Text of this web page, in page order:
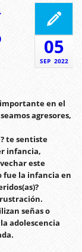
05
SEP 2022
en el
agresores,
te sentiste
infancia,
este
fue la infancia en
señas o
adolescencia